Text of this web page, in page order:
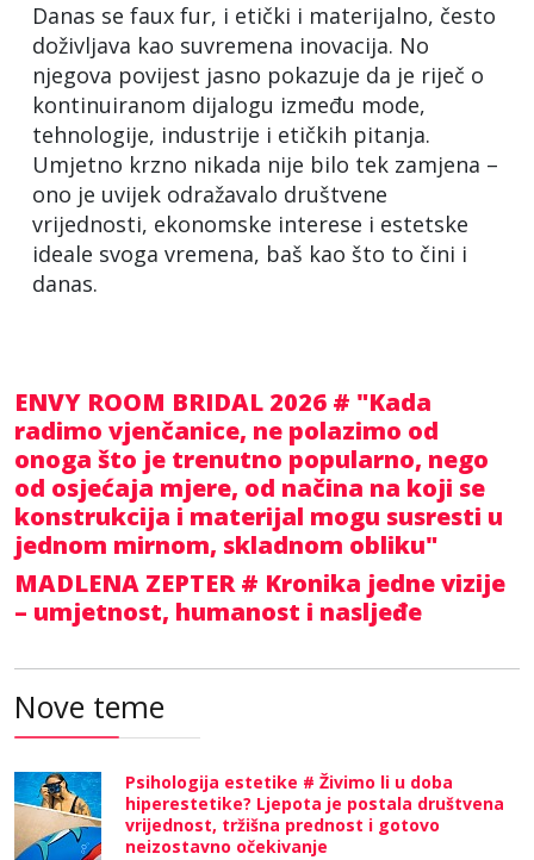
Danas se faux fur, i etički i materijalno, često
doživljava kao suvremena inovacija. No
njegova povijest jasno pokazuje da je riječ o
kontinuiranom dijalogu između mode,
tehnologije, industrije i etičkih pitanja.
Umjetno krzno nikada nije bilo tek zamjena –
ono je uvijek odražavalo društvene
vrijednosti, ekonomske interese i estetske
ideale svoga vremena, baš kao što to čini i
danas.
ENVY ROOM BRIDAL 2026 # "Kada
radimo vjenčanice, ne polazimo od
onoga što je trenutno popularno, nego
od osjećaja mjere, od načina na koji se
konstrukcija i materijal mogu susresti u
jednom mirnom, skladnom obliku"
MADLENA ZEPTER # Kronika jedne vizije
– umjetnost, humanost i nasljeđe
Nove teme
Psihologija estetike # Živimo li u doba
hiperestetike? Ljepota je postala društvena
vrijednost, tržišna prednost i gotovo
neizostavno očekivanje